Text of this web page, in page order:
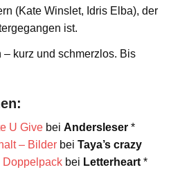
(Kate Winslet, Idris Elba), der
ist.
– kurz und schmerzlos. Bis
U Give bei Andersleser *
– Bilder bei Taya’s crazy
Doppelpack bei Letterheart *